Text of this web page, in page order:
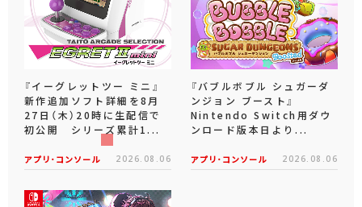
『イーグレットツー ミニ』
新作追加ソフト詳細を8月
27日（木）20時に生配信で
初公開 シリーズ累計1...
アプリ･コンソール 2026.08.06
『バブルボブル シュガーダ
ンジョン ブースト』
Nintendo Switch用ダウ
ンロード版本日より...
アプリ･コンソール 2026.08.06